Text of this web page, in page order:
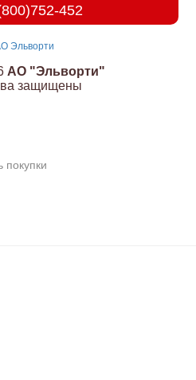
452
АО "Эльворти"
защищены
покупки